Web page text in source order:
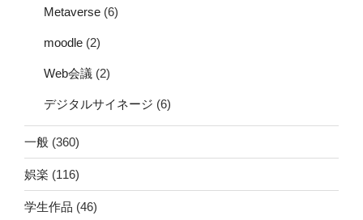
Metaverse (6)
moodle (2)
Web会議 (2)
デジタルサイネージ (6)
一般 (360)
娯楽 (116)
学生作品 (46)